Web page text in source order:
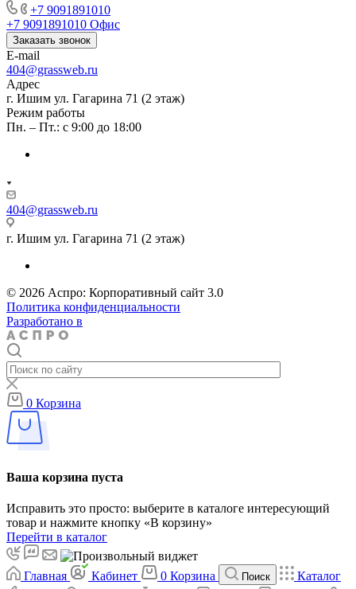
+7 9091891010
+7 9091891010 Офис
Заказать звонок
E-mail
404@grassweb.ru
Адрес
г. Ишим ул. Гагарина 71 (2 этаж)
Режим работы
Пн. – Пт.: с 9:00 до 18:00
404@grassweb.ru
г. Ишим ул. Гагарина 71 (2 этаж)
© 2026 Аспро: Корпоративный сайт 3.0
Политика конфиденциальности
Разработано в
0 Корзина
Ваша корзина пуста
Исправить это просто: выберите в каталоге интересующий
товар и нажмите кнопку «В корзину»
Перейти в каталог
Главная Кабинет 0 Корзина Поиск
Каталог